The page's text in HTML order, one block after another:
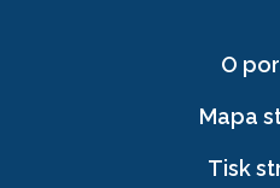
O
Mapa
Tisk